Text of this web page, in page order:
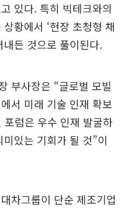
있다. 특히 빅테크와의
황에서 ‘현장 초청형 채
내든 것으로 풀이된다.
부사장은 “글로벌 모빌
서 미래 기술 인재 확보
포럼은 우수 인재 발굴하
있는 기회가 될 것”이
차그룹이 단순 제조기업